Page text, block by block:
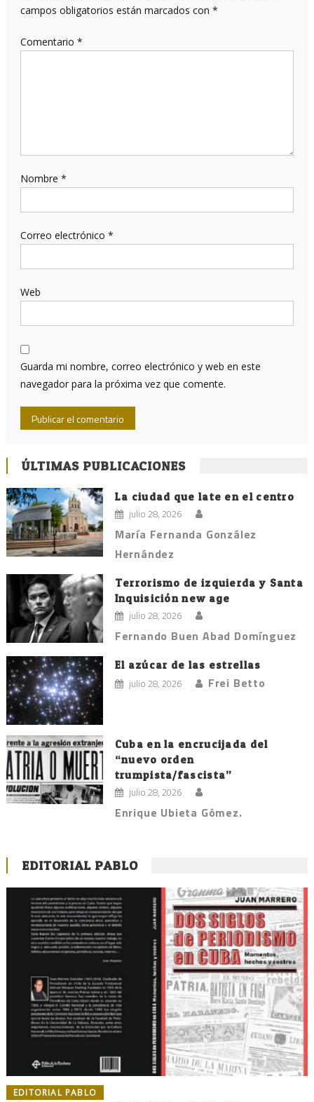
campos obligatorios están marcados con *
Comentario *
Nombre *
Correo electrónico *
Web
Guarda mi nombre, correo electrónico y web en este
navegador para la próxima vez que comente.
ÚLTIMAS PUBLICACIONES
La ciudad que late en el centro
julio 28, 2026
María Fernanda González
Hernández
Terrorismo de izquierda y Santa
Inquisición new age
julio 28, 2026
Fernando Buen Abad Domínguez
El azúcar de las estrellas
julio 28, 2026 Frei Betto
Cuba en la encrucijada del
“nuevo orden
trumpista/fascista”
julio 28, 2026
Enrique Ubieta Gómez.
EDITORIAL PABLO
EDITORIAL PABLO